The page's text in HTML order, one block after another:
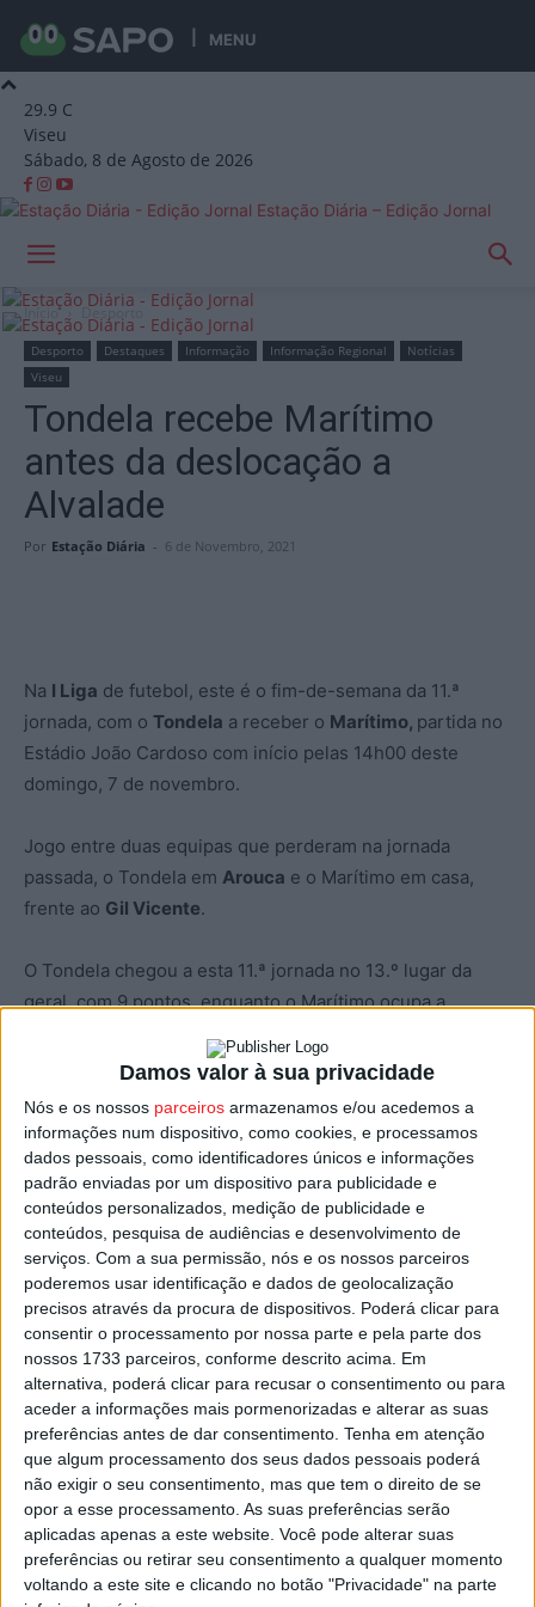
Damos valor à sua privacidade
Nós e os nossos parceiros armazenamos e/ou acedemos a
informações num dispositivo, como cookies, e processamos
dados pessoais, como identificadores únicos e informações
padrão enviadas por um dispositivo para publicidade e
conteúdos personalizados, medição de publicidade e
conteúdos, pesquisa de audiências e desenvolvimento de
serviços. Com a sua permissão, nós e os nossos parceiros
poderemos usar identificação e dados de geolocalização
precisos através da procura de dispositivos. Poderá clicar para
consentir o processamento por nossa parte e pela parte dos
nossos 1733 parceiros, conforme descrito acima. Em
alternativa, poderá clicar para recusar o consentimento ou para
aceder a informações mais pormenorizadas e alterar as suas
preferências antes de dar consentimento. Tenha em atenção
que algum processamento dos seus dados pessoais poderá
não exigir o seu consentimento, mas que tem o direito de se
opor a esse processamento. As suas preferências serão
aplicadas apenas a este website. Você pode alterar suas
preferências ou retirar seu consentimento a qualquer momento
voltando a este site e clicando no botão "Privacidade" na parte
MENU
29.9 C
Viseu
Sábado, 8 de Agosto de 2026
Estação Diária – Edição Jornal
Início Desporto
Desporto Destaques Informação Informação Regional
Notícias
Viseu
Tondela recebe Marítimo
antes da deslocação a
Alvalade
Por Estação Diária - 6 de Novembro, 2021
Na I Liga de futebol, este é o fim-de-semana da 11.ª
jornada, com o Tondela a receber o Marítimo, partida no
Estádio João Cardoso com início pelas 14h00 deste
domingo, 7 de novembro.
Jogo entre duas equipas que perderam na jornada
passada, o Tondela em Arouca e o Marítimo em casa,
frente ao Gil Vicente.
O Tondela chegou a esta 11.ª jornada no 13.º lugar da
geral, com 9 pontos, enquanto o Marítimo ocupa a
‘auriverdes’.
Um triunfo deixa o Tondela mais tranquilo na
classificação, mas outro resultado que não seja a vitória,
poderá fazer os comandados de Pako Ayestarán caírem
no fundo da tabela, e segue-se no calendário o jogo em
Alvalade, frente aoSporting , partida que será disputada
dia 28 de novembro.
Esta e outras notícias para ouvir em desenvolvimento na
Estação Diária – 96.8 FM ou em
www.968.fm
Pub
TAGS Futebol Tondela